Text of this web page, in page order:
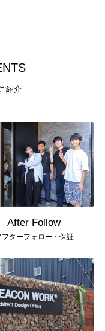
NTS
紹介
After Follow
フターフォロー・保証